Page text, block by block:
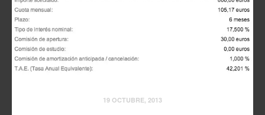
19 OCTUBRE, 2013